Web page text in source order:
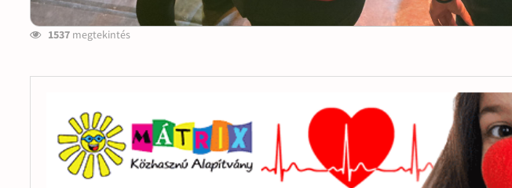
1537 megtekintés